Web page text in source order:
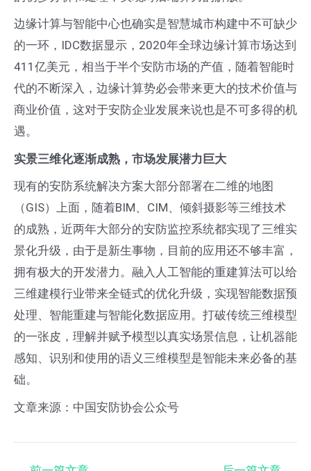
边缘计算与智能中心也确实是智慧城市构建中不可缺少
的一环，IDC数据显示，2020年全球边缘计算市场达到
411亿美元，相当于半个安防市场的产值，随着智能时
代的不断深入，边缘计算势必会带来更大的技术价值与
商业价值，这对于安防企业发展来说也是不可多得的机
遇。
实景三维化逐渐成熟，市场发展潜力巨大
现有的安防系统解决方案大部分部署在二维的地图
（GIS）上面，随着BIM、CIM、倾斜摄影等三维技术
的成熟，近两年大部分的安防监控系统都实现了三维实
景化升级，由于是新生事物，目前的应用还不够丰富，
拥有极大的开发潜力。融入人工智能的重建算法可以给
三维建模行业带来全链式的优化升级，实现智能数据预
处理、智能重建与智能化数据应用。打破传统三维模型
的一张皮，理解并赋予模型以真实场景信息，让机器能
感知、识别和使用的语义三维模型是智能未来必备的基
础。
文章来源：中国安防协会公众号